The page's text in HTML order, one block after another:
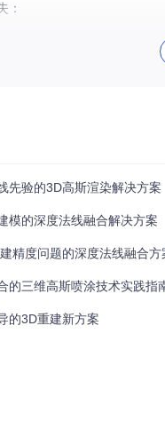
：
势：
适用场景
松方程求解 复杂拓扑结构
建结果对比：(a)传统
先验的3D高斯渲染解决方案
模的深度法线融合解决方案
精度问题的深度法线融合方
的三维高斯喷涂技术实践指
的3D重建新方案